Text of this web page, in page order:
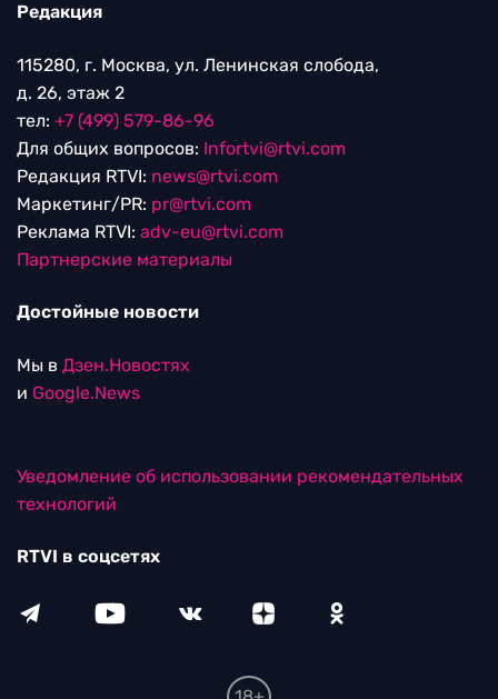
Редакция
115280, г. Москва, ул. Ленинская слобода,
д. 26, этаж 2
тел: +7 (499) 579-86-96
Для общих вопросов: Infortvi@rtvi.com
Редакция RTVI: news@rtvi.com
Маркетинг/PR: pr@rtvi.com
Реклама RTVI: adv-eu@rtvi.com
Партнерские материалы
Достойные новости
Мы в Дзен.Новостях
и Google.News
Уведомление об использовании рекомендательных
технологий
RTVI в соцсетях